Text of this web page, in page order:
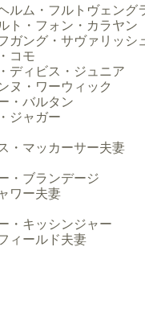
ルム・フルトヴェング
ト・フォン・カラヤン
ガング・サヴァリッシ
コモ
ディビス・ジュニア
ヌ・ワーウィック
・バルタン
ジャガー
・マッカーサー夫妻
・ブランデージ
ワー夫妻
・キッシンジャー
ィールド夫妻